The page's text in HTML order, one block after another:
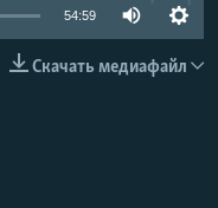
54:59
Скачать медиафайл